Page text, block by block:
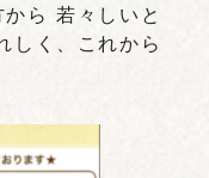
ら 若々しいと
しく、これから